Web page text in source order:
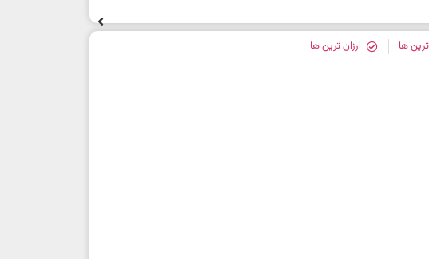
ها ارزان ترین ها